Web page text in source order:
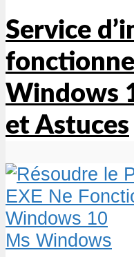
Service
Windows
et Astuces
Ms Windows